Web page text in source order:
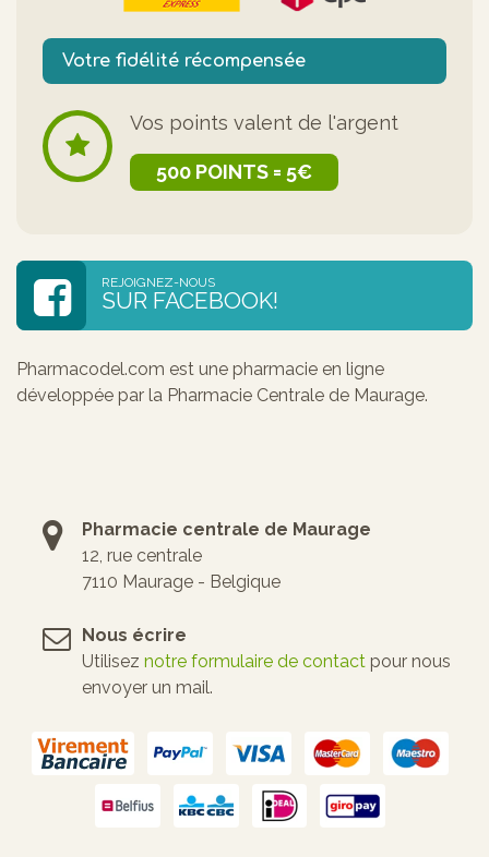
Votre fidélité récompensée
Vos points valent de l'argent
500 POINTS = 5€
REJOIGNEZ-NOUS
SUR FACEBOOK!
Pharmacodel.com est une pharmacie en ligne
développée par la Pharmacie Centrale de Maurage.
Pharmacie centrale de Maurage
12, rue centrale
7110 Maurage - Belgique
Nous écrire
Utilisez notre formulaire de contact pour nous
envoyer un mail.